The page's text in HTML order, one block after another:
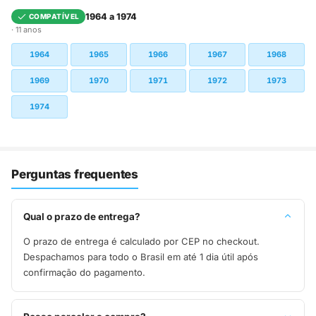
COMPATÍVEL 1964 a 1974
· 11 anos
1964 1965 1966 1967 1968
1969 1970 1971 1972 1973
1974
Perguntas frequentes
Qual o prazo de entrega?
O prazo de entrega é calculado por CEP no checkout.
Despachamos para todo o Brasil em até 1 dia útil após
confirmação do pagamento.